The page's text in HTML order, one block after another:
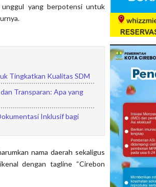
yang berpotensi untuk
Tingkatkan Kualitas SDM
Transparan: Apa yang
Inklusif bagi
nama daerah sekaligus
dengan tagline “Cirebon